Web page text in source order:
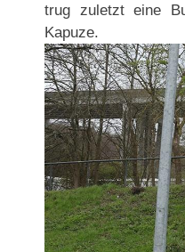
trug zuletzt eine
Kapuze.